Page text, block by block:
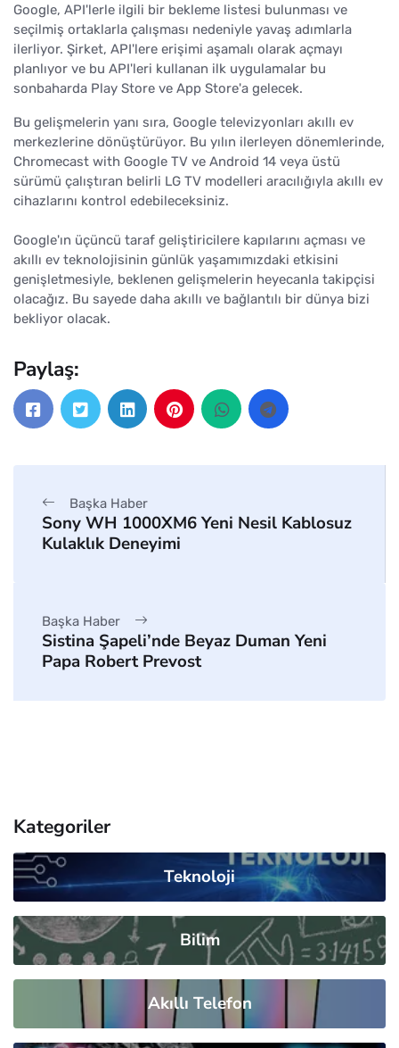
Google, API'lerle ilgili bir bekleme listesi bulunması ve
seçilmiş ortaklarla çalışması nedeniyle yavaş adımlarla
ilerliyor. Şirket, API'lere erişimi aşamalı olarak açmayı
planlıyor ve bu API'leri kullanan ilk uygulamalar bu
sonbaharda Play Store ve App Store'a gelecek.
Bu gelişmelerin yanı sıra, Google televizyonları akıllı ev
merkezlerine dönüştürüyor. Bu yılın ilerleyen dönemlerinde,
Chromecast with Google TV ve Android 14 veya üstü
sürümü çalıştıran belirli LG TV modelleri aracılığıyla akıllı ev
cihazlarını kontrol edebileceksiniz.
Google'ın üçüncü taraf geliştiricilere kapılarını açması ve
akıllı ev teknolojisinin günlük yaşamımızdaki etkisini
genişletmesiyle, beklenen gelişmelerin heyecanla takipçisi
olacağız. Bu sayede daha akıllı ve bağlantılı bir dünya bizi
bekliyor olacak.
Paylaş:
Başka Haber
Sony WH 1000XM6 Yeni Nesil Kablosuz
Kulaklık Deneyimi
Başka Haber
Sistina Şapeli’nde Beyaz Duman Yeni
Papa Robert Prevost
Kategoriler
Teknoloji
Bilim
Akıllı Telefon